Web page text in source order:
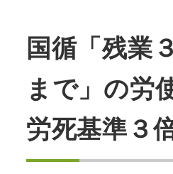
国循「残業
まで」の
労死基準３